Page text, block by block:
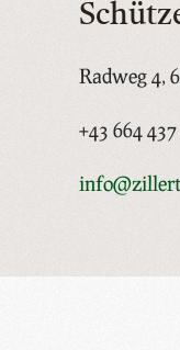
Radweg 4,
+43 664